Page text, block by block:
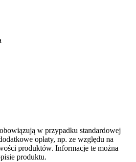
w przypadku standardowej
opłaty, np. ze względu na
produktów. Informacje te można
produktu.